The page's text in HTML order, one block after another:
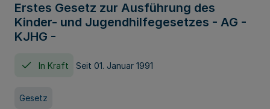
Erstes Gesetz zur Ausführung des
Kinder- und Jugendhilfegesetzes - AG -
KJHG -
In Kraft Seit 01. Januar 1991
Gesetz